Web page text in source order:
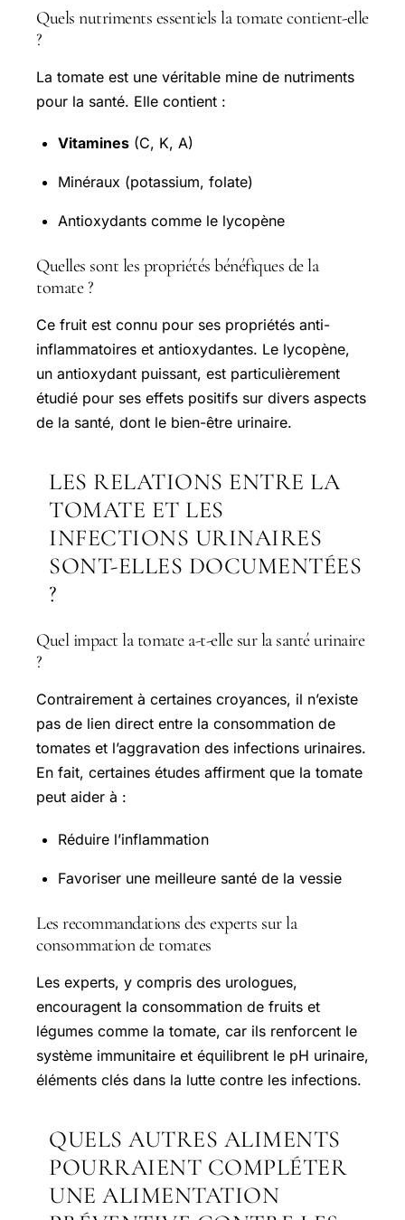
Quels nutriments essentiels la tomate contient-elle
?
La tomate est une véritable mine de nutriments
pour la santé. Elle contient :
Vitamines (C, K, A)
Minéraux (potassium, folate)
Antioxydants comme le lycopène
Quelles sont les propriétés bénéfiques de la
tomate ?
Ce fruit est connu pour ses propriétés anti-
inflammatoires et antioxydantes. Le lycopène,
un antioxydant puissant, est particulièrement
étudié pour ses effets positifs sur divers aspects
de la santé, dont le bien-être urinaire.
LES RELATIONS ENTRE LA
TOMATE ET LES
INFECTIONS URINAIRES
SONT-ELLES DOCUMENTÉES
?
Quel impact la tomate a-t-elle sur la santé urinaire
?
Contrairement à certaines croyances, il n’existe
pas de lien direct entre la consommation de
tomates et l’aggravation des infections urinaires.
En fait, certaines études affirment que la tomate
peut aider à :
Réduire l’inflammation
Favoriser une meilleure santé de la vessie
Les recommandations des experts sur la
consommation de tomates
Les experts, y compris des urologues,
encouragent la consommation de fruits et
légumes comme la tomate, car ils renforcent le
système immunitaire et équilibrent le pH urinaire,
éléments clés dans la lutte contre les infections.
QUELS AUTRES ALIMENTS
POURRAIENT COMPLÉTER
UNE ALIMENTATION